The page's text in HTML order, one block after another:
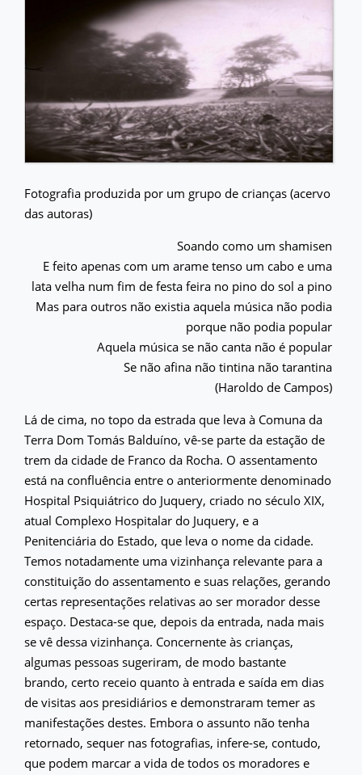
Fotografia produzida por um grupo de crianças (acervo
das autoras)
Soando como um shamisen
E feito apenas com um arame tenso um cabo e uma
lata velha num fim de festa feira no pino do sol a pino
Mas para outros não existia aquela música não podia
porque não podia popular
Aquela música se não canta não é popular
Se não afina não tintina não tarantina
(Haroldo de Campos)
Lá de cima, no topo da estrada que leva à Comuna da
Terra Dom Tomás Balduíno, vê-se parte da estação de
trem da cidade de Franco da Rocha. O assentamento
está na confluência entre o anteriormente denominado
Hospital Psiquiátrico do Juquery, criado no século XIX,
atual Complexo Hospitalar do Juquery, e a
Penitenciária do Estado, que leva o nome da cidade.
Temos notadamente uma vizinhança relevante para a
constituição do assentamento e suas relações, gerando
certas representações relativas ao ser morador desse
espaço. Destaca-se que, depois da entrada, nada mais
se vê dessa vizinhança. Concernente às crianças,
algumas pessoas sugeriram, de modo bastante
brando, certo receio quanto à entrada e saída em dias
de visitas aos presidiários e demonstraram temer as
manifestações destes. Embora o assunto não tenha
retornado, sequer nas fotografias, infere-se, contudo,
que podem marcar a vida de todos os moradores e